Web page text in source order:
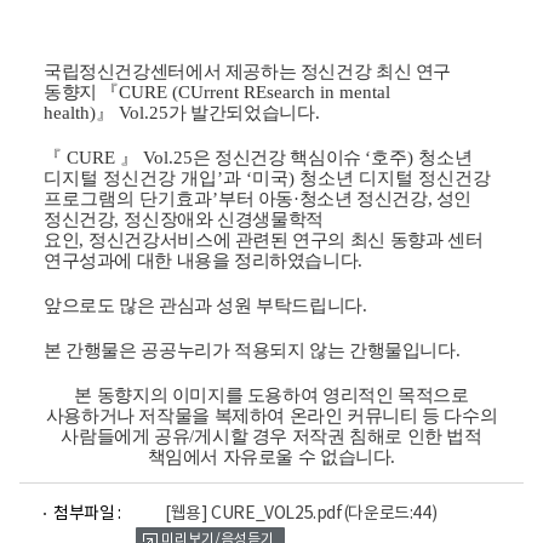
국립정신건강센터에서 제공하는 정신건강 최신 연구
동향지
『CURE (CUrrent REsearch in mental
health) 』 Vol.25가 발간되었습니다.
『 CURE 』 Vol.25은 정신건강 핵심이슈 ‘호주) 청소년
디지털 정신건강 개입’과 ‘미국) 청소년 디지털 정신건강
프로그램의 단기효과’부터 아동·청소년 정신건강, 성인
정신건강, 정신장애와 신경생물학적
요인 , 정신건강서비스에 관련된 연구의 최신 동향과 센터
연구성과에 대한 내용을 정리하였습니다.
앞으로도 많은 관심과 성원 부탁드립니다.
본 간행물은 공공누리가 적용되지 않는 간행물입니다.
본 동향지의 이미지를 도용하여 영리적인 목적으로
사용하거나 저작물을 복제하여 온라인 커뮤니티 등 다수의
사람들에게 공유/게시할 경우 저작권 침해로 인한 법적
책임에서 자유로울 수 없습니다.
첨부파일 : [웹용] CURE_VOL25.pdf(다운로드:44)